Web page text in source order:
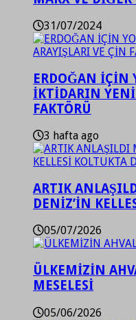
31/07/2024
ERDOĞAN İÇİN
İKTİDARIN YENİ
FAKTÖRÜ
3 hafta ago
ARTIK
DENİZ’İN
05/07/2026
ÜLKEMİZİN
MESELESİ
05/06/2026